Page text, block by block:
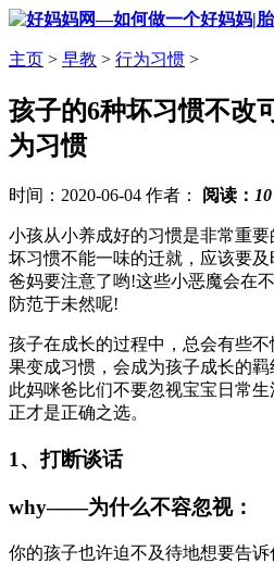
主页 > 早教 > 行为习惯 >
孩子的6种坏习惯不改
为习惯
时间：2020-06-04 作者： 阅读： 10
小孩从小养成好的习惯是非常重
坏习惯不能一味的迁就，应该要
爸妈要注意了哟!这些小恶魔会在
防范于未然呢!
孩子在成长的过程中，总会有些
果变成习惯，会成为孩子成长的
此妈咪爸比们不要忽视宝宝日常
正才是正确之选。
1、打断谈话
why——为什么不容忽视：
你的孩子也许迫不及待地想要告